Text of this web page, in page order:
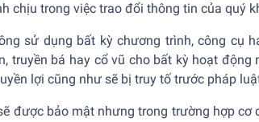
chịu trong việc trao đổi thông tin của quý
sử dụng bất kỳ chương trình, công cụ
truyền bá hay cổ vũ cho bất kỳ hoạt
lợi cũng như sẽ bị truy tố trước pháp
được bảo mật nhưng trong trường hợp